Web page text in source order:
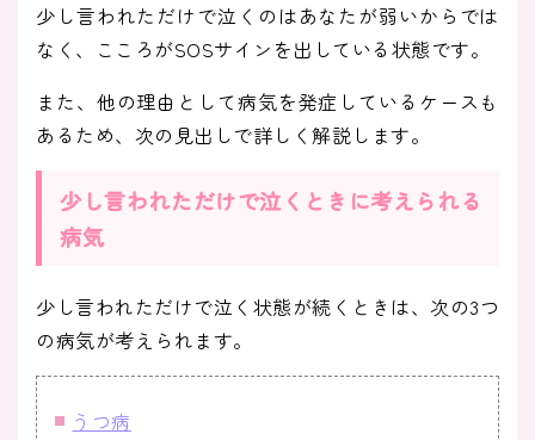
少し言われただけで泣くのはあなたが弱いからでは
なく、こころがSOSサインを出している状態です。
また、他の理由として病気を発症しているケースも
あるため、次の見出しで詳しく解説します。
少し言われただけで泣くときに考えられる
病気
少し言われただけで泣く状態が続くときは、次の3つ
の病気が考えられます。
うつ病